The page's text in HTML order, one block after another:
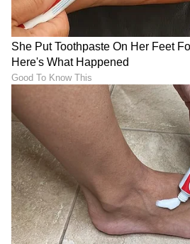
ABOUT THE AUTHOR
GS Govindaraj S
ಏಷ್ಯಾನೆಟ್ ಸುವರ್ಣ ಡಿಜಿಟಲ್ ಕನ್ನಡ
ಕಳೆದ 8 ವರ್ಷಗಳಿಂದ ಮಾಧ್ಯಮ
ಬೆಳೆದಿದ್ದು ಬೆಂಗಳೂರಿನಲ್ಲಿ.